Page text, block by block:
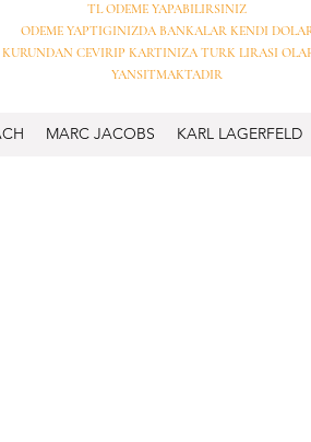
TL ODEME YAPABILIRSINIZ
ODEME YAPTIGINIZDA BANKALAR KENDI
KURUNDAN CEVIRIP KARTINIZA TURK LIRASI
YANSITMAKTADIR
MARC JACOBS KARL LAGERFELD